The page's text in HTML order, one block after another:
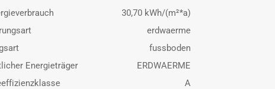
30,70 kWh/(m²*a)
erdwaerme
fussboden
Energieträger
ERDWAERME
A